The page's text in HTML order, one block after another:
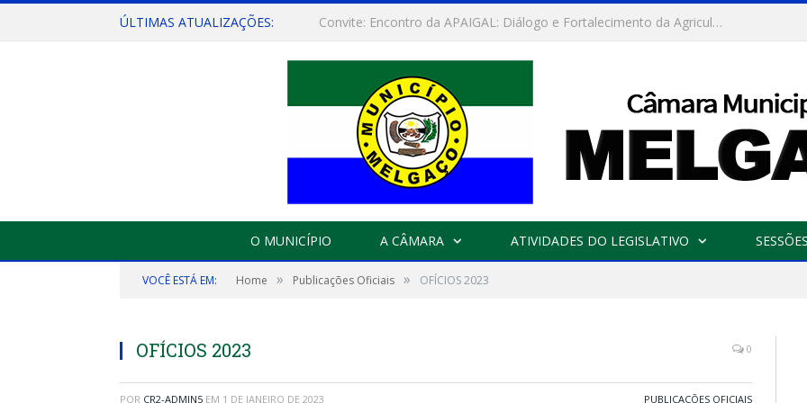
ÚLTIMAS ATUALIZAÇÕES: Convite: Encontro da APAIGAL: Diálogo e Fortalecimento da Agricultura Familiar
O MUNICÍPIO A CÂMARA ATIVIDADES DO LEGISLATIVO
VOCÊ ESTÁ EM: Home » Publicações Oficiais » OFÍCIOS 2023
OFÍCIOS 2023 0
POR CR2-ADMIN5 EM 1 DE JANEIRO DE 2023 PUBLICAÇÕES OFICIAIS